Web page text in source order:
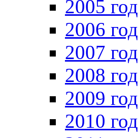
2005 год
2006 год
2007 год
2008 год
2009 год
2010 год